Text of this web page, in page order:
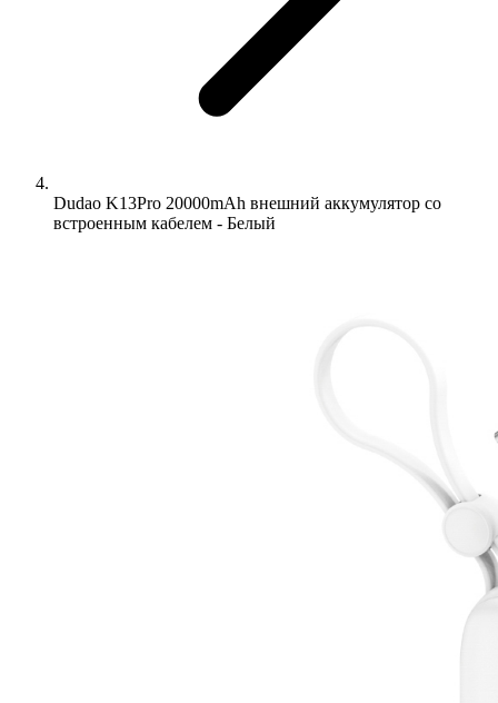
Dudao K13Pro 20000mAh внешний аккумулятор со
встроенным кабелем - Белый